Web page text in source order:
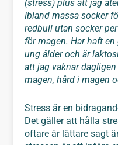
(stress) plus att jag
Ibland massa socker
redbull utan socker
för magen.Har haft
ung ålder och är
att jag vaknar
magen, hård i magen
Stress är en
Det gäller att hålla
oftare är lättare sagt